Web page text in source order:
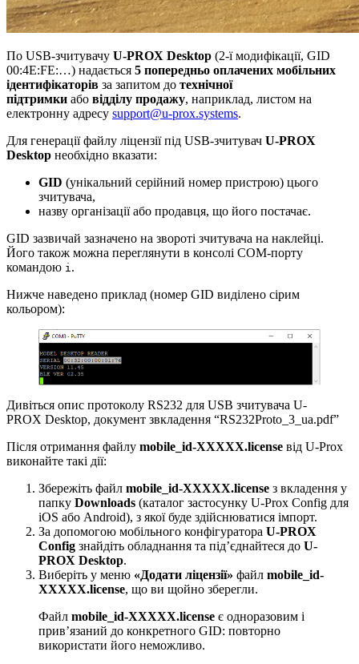
По USB-зчитувачу U-PROX Desktop (2-ї модифікації, GID
00:4E:FE:…) надається 5 попередньо оплачених мобільних
ідентифікаторів за запитом до технічної
підтримки або відділу продажу, наприклад, листом на
електронну адресу support@u-prox.systems.
Для генерації файлу ліцензії під USB-зчитувач U-PROX
Desktop необхідно вказати:
GID (унікальний серійний номер пристрою) цього
зчитувача,
назву організації або продавця, що його постачає.
GID зазвичай зазначено на звороті зчитувача на наклейці.
Його також можна переглянути в консолі COM-порту
командою i .
Нижче наведено приклад (номер GID виділено сірим
кольором):
Дивіться опис протоколу RS232 для USB зчитувача U-
PROX Desktop, документ звкладення “RS232Proto_3_ua.pdf”
Після отримання файлу mobile_id-ХХХХХ.license від U-Prox
виконайте такі дії:
Збережіть файл mobile_id-ХХХХХ.license з вкладення у
папку Downloads (каталог застосунку U-Prox Config для
iOS або Android), з якої буде здійснюватися імпорт.
За допомогою мобільного конфігураторa U-PROX
Config знайдіть обладнання та під’єднайтеся до U-
PROX Desktop.
Виберіть у меню «Додати ліцензії» файл mobile_id-
ХХХХХ.license, що ви щойно зберегли.
Файл mobile_id-ХХХХХ.license є одноразовим і
прив’язаний до конкретного GID: повторно
використати його неможливо.